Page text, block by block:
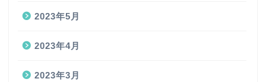
2023年5月
2023年4月
2023年3月